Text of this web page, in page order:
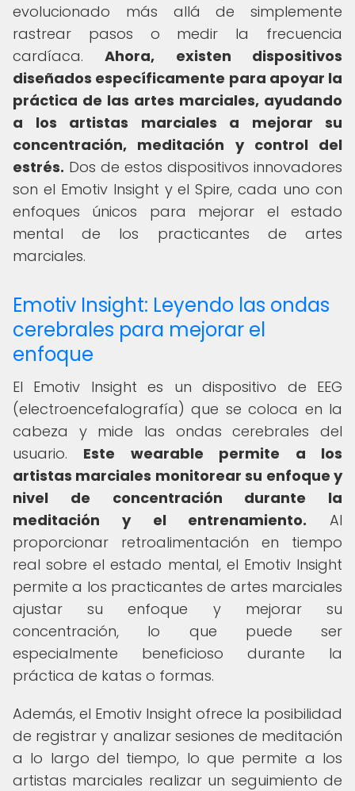
evolucionado más allá de simplemente
rastrear pasos o medir la frecuencia
cardíaca.Ahora, existen dispositivos
diseñados específicamente para apoyar la
práctica de las artes marciales, ayudando
a los artistas marciales a mejorar su
concentración, meditación y control del
estrés. Dos de estos dispositivos innovadores
son el Emotiv Insight y el Spire, cada uno con
enfoques únicos para mejorar el estado
mental de los practicantes de artes
marciales.
Emotiv Insight: Leyendo las ondas
cerebrales para mejorar el
enfoque
El Emotiv Insight es un dispositivo de EEG
(electroencefalografía) que se coloca en la
cabeza y mide las ondas cerebrales del
usuario. Este wearable permite a los
artistas marciales monitorear su enfoque y
nivel de concentración durante la
meditación y el entrenamiento. Al
proporcionar retroalimentación en tiempo
real sobre el estado mental, el Emotiv Insight
permite a los practicantes de artes marciales
ajustar su enfoque y mejorar su
concentración, lo que puede ser
especialmente beneficioso durante la
práctica de katas o formas.
Además, el Emotiv Insight ofrece la posibilidad
de registrar y analizar sesiones de meditación
a lo largo del tiempo, lo que permite a los
artistas marciales realizar un seguimiento de